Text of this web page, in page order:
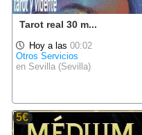
Tarot real 30 m...
Hoy a las 00:02
Otros Servicios
en Sevilla (Sevilla)
5€